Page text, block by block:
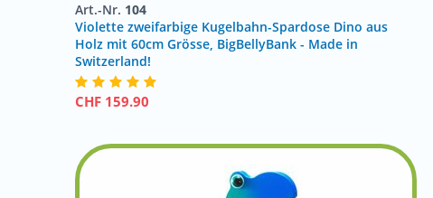
Art.-Nr. 104
Violette zweifarbige Kugelbahn-Spardose Dino aus
Holz mit 60cm Grösse, BigBellyBank - Made in
Switzerland!
CHF 159.90